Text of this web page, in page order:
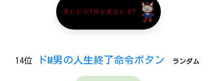
見ただろ?目が見えたぞ?
14位 ドM男の人生終了命令ボタン ランダム